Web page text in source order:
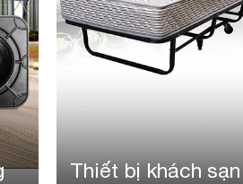
Xe đẩy phục vụ